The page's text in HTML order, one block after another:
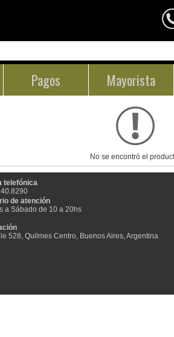
Pagos Mayorista
No se encontró el
telefónica
de atención
a Sábado de 10 a 20hs
528, Quilmes Centro, Buenos Aires, Argentina